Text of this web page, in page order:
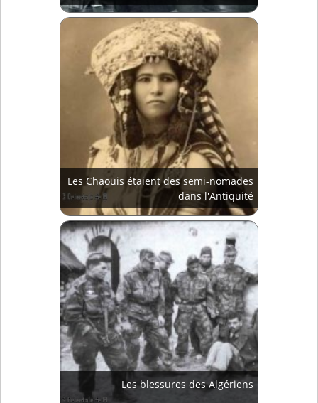
Les Chaouis étaient des semi-nomades
dans l'Antiquité
Les blessures des Algériens